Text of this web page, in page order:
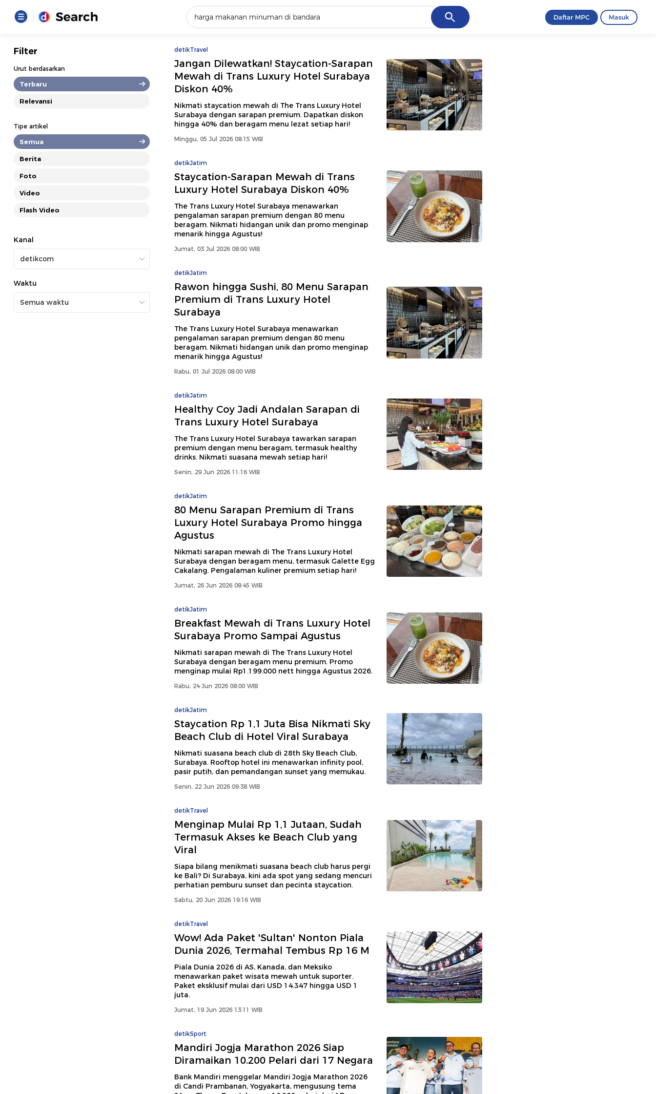
Cancel
Loading...
Promoted
Terakhir yang dicari
Daftar MPC Masuk
Filter
Urut berdasarkan
Terbaru
Relevansi
Tipe artikel
Semua
Berita
Foto
Video
Flash Video
Kanal
Waktu
detikTravel
Jangan Dilewatkan! Staycation-Sarapan
Mewah di Trans Luxury Hotel Surabaya
Diskon 40%
Nikmati staycation mewah di The Trans Luxury Hotel
Surabaya dengan sarapan premium. Dapatkan diskon
hingga 40% dan beragam menu lezat setiap hari!
Minggu, 05 Jul 2026 08:15 WIB
detikJatim
Staycation-Sarapan Mewah di Trans
Luxury Hotel Surabaya Diskon 40%
The Trans Luxury Hotel Surabaya menawarkan
pengalaman sarapan premium dengan 80 menu
beragam. Nikmati hidangan unik dan promo menginap
menarik hingga Agustus!
Jumat, 03 Jul 2026 08:00 WIB
detikJatim
Rawon hingga Sushi, 80 Menu Sarapan
Premium di Trans Luxury Hotel
Surabaya
The Trans Luxury Hotel Surabaya menawarkan
pengalaman sarapan premium dengan 80 menu
beragam. Nikmati hidangan unik dan promo menginap
menarik hingga Agustus!
Rabu, 01 Jul 2026 08:00 WIB
detikJatim
Healthy Coy Jadi Andalan Sarapan di
Trans Luxury Hotel Surabaya
The Trans Luxury Hotel Surabaya tawarkan sarapan
premium dengan menu beragam, termasuk healthy
drinks. Nikmati suasana mewah setiap hari!
Senin, 29 Jun 2026 11:16 WIB
detikJatim
80 Menu Sarapan Premium di Trans
Luxury Hotel Surabaya Promo hingga
Agustus
Nikmati sarapan mewah di The Trans Luxury Hotel
Surabaya dengan beragam menu, termasuk Galette Egg
Cakalang. Pengalaman kuliner premium setiap hari!
Jumat, 26 Jun 2026 08:45 WIB
detikJatim
Breakfast Mewah di Trans Luxury Hotel
Surabaya Promo Sampai Agustus
Nikmati sarapan mewah di The Trans Luxury Hotel
Surabaya dengan beragam menu premium. Promo
menginap mulai Rp1.199.000 nett hingga Agustus 2026.
Rabu, 24 Jun 2026 08:00 WIB
detikJatim
Staycation Rp 1,1 Juta Bisa Nikmati Sky
Beach Club di Hotel Viral Surabaya
Nikmati suasana beach club di 28th Sky Beach Club,
Surabaya. Rooftop hotel ini menawarkan infinity pool,
pasir putih, dan pemandangan sunset yang memukau.
Senin, 22 Jun 2026 09:38 WIB
detikTravel
Menginap Mulai Rp 1,1 Jutaan, Sudah
Termasuk Akses ke Beach Club yang
Viral
Siapa bilang menikmati suasana beach club harus pergi
ke Bali? Di Surabaya, kini ada spot yang sedang mencuri
perhatian pemburu sunset dan pecinta staycation.
Sabtu, 20 Jun 2026 19:16 WIB
detikTravel
Wow! Ada Paket 'Sultan' Nonton Piala
Dunia 2026, Termahal Tembus Rp 16 M
Piala Dunia 2026 di AS, Kanada, dan Meksiko
menawarkan paket wisata mewah untuk suporter.
Paket eksklusif mulai dari USD 14.347 hingga USD 1
juta.
Jumat, 19 Jun 2026 13:11 WIB
detikSport
Mandiri Jogja Marathon 2026 Siap
Diramaikan 10.200 Pelari dari 17 Negara
Bank Mandiri menggelar Mandiri Jogja Marathon 2026
di Candi Prambanan, Yogyakarta, mengusung tema